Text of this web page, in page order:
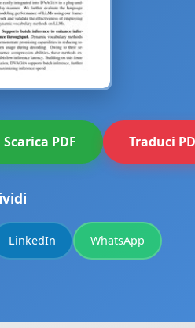
Scarica PDF Traduci
LinkedIn WhatsApp